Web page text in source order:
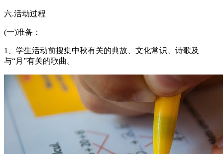
六.活动过程
(一)准备：
1、学生活动前搜集中秋有关的典故、文化常识、诗歌及
与“月”有关的歌曲。